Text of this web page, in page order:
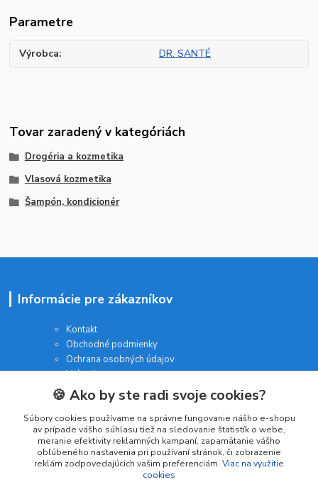
Parametre
Výrobca DR. SANTÉ
Tovar zaradený v kategóriách
Drogéria a kozmetika
Vlasová kozmetika
Šampón, kondicionér
Informácie pre zákazníkov
Kontakt
Obchodné podmienky
Ochrana osobných údajov
Vrátenie tovaru
Ako reklamovať
Kategórie
🍪 Ako by ste radi svoje cookies?
Súbory cookies používame na správne fungovanie nášho e-shopu
av prípade vášho súhlasu tiež na sledovanie štatistík o webe,
meranie efektivity reklamných kampaní, zapamätanie vášho
obľúbeného nastavenia pri používaní stránok, či zobrazenie
reklám zodpovedajúcich vašim preferenciám. Viac na využitie
cookies